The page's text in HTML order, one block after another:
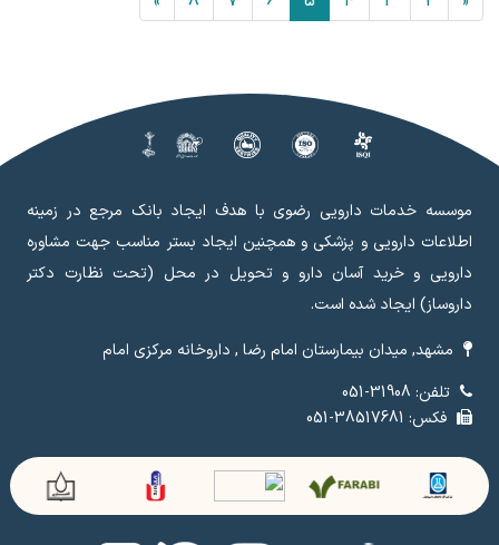
موسسه خدمات دارویی رضوی با هدف ایجاد بانک مرجع در زمینه
اطلاعات دارویی و پزشکی و همچنین ایجاد بستر مناسب جهت مشاوره
دارویی و خرید آسان دارو و تحویل در محل (تحت نظارت دکتر
داروساز) ایجاد شده است.
مشهد, میدان بیمارستان امام رضا , داروخانه مرکزی امام
تلفن: 31908-051
فکس: 38517681-051